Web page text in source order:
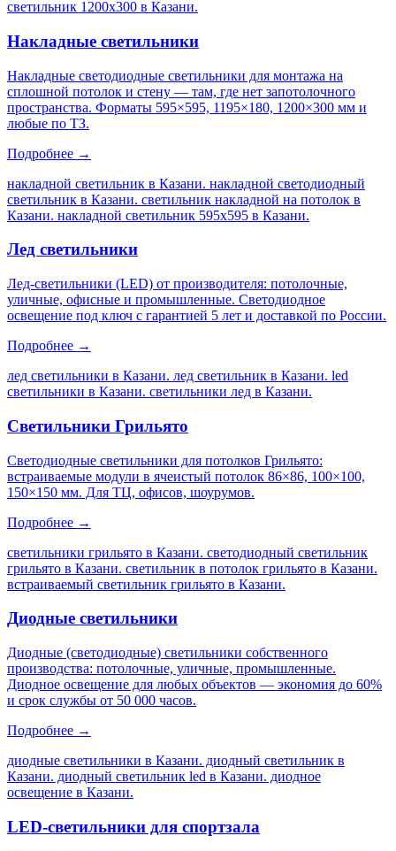
светильник 1200х300 в Казани.
Накладные светильники
Накладные светодиодные светильники для монтажа на
сплошной потолок и стену — там, где нет запотолочного
пространства. Форматы 595×595, 1195×180, 1200×300 мм и
любые по ТЗ.
Подробнее →
накладной светильник в Казани. накладной светодиодный
светильник в Казани. светильник накладной на потолок в
Казани. накладной светильник 595х595 в Казани.
Лед светильники
Лед-светильники (LED) от производителя: потолочные,
уличные, офисные и промышленные. Светодиодное
освещение под ключ с гарантией 5 лет и доставкой по России.
Подробнее →
лед светильники в Казани. лед светильник в Казани. led
светильники в Казани. светильники лед в Казани.
Светильники Грильято
Светодиодные светильники для потолков Грильято:
встраиваемые модули в ячеистый потолок 86×86, 100×100,
150×150 мм. Для ТЦ, офисов, шоурумов.
Подробнее →
светильники грильято в Казани. светодиодный светильник
грильято в Казани. светильник в потолок грильято в Казани.
встраиваемый светильник грильято в Казани.
Диодные светильники
Диодные (светодиодные) светильники собственного
производства: потолочные, уличные, промышленные.
Диодное освещение для любых объектов — экономия до 60%
и срок службы от 50 000 часов.
Подробнее →
диодные светильники в Казани. диодный светильник в
Казани. диодный светильник led в Казани. диодное
освещение в Казани.
LED-светильники для спортзала